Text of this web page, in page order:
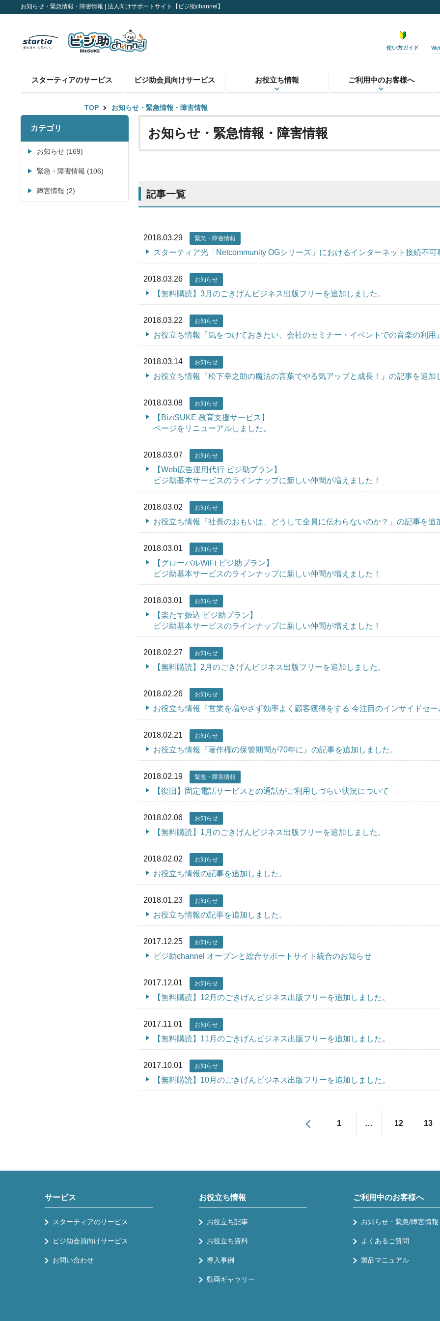
お知らせ・緊急情報・障害情報 | 法人向けサポートサイト【ビジ助channel】
使い方ガイド
スターティアのサービス ビジ助会員向けサービス お役立ち情報 ご利用中のお客様へ
TOP お知らせ・緊急情報・障害情報
お知らせ・緊急情報・障害情報
記事一覧
2018.03.29 緊急・障害情報
スターティア光「Netcommunity OGシリーズ」におけるインターネット接続不可
2018.03.26 お知らせ
【無料購読】3月のごきげんビジネス出版フリーを追加しました。
2018.03.22 お知らせ
お役立ち情報『気をつけておきたい、会社のセミナー・イベントでの音楽の利用
2018.03.14 お知らせ
お役立ち情報『松下幸之助の魔法の言葉でやる気アップと成長！』の記事を追加
2018.03.08 お知らせ
【BiziSUKE 教育支援サービス】
ページをリニューアルしました。
2018.03.07 お知らせ
【Web広告運用代行 ビジ助プラン】
ビジ助基本サービスのラインナップに新しい仲間が増えました！
2018.03.02 お知らせ
お役立ち情報『社長のおもいは、どうして全員に伝わらないのか？』の記事を追
2018.03.01 お知らせ
【グローバルWiFi ビジ助プラン】
ビジ助基本サービスのラインナップに新しい仲間が増えました！
2018.03.01 お知らせ
【楽たす振込 ビジ助プラン】
ビジ助基本サービスのラインナップに新しい仲間が増えました！
2018.02.27 お知らせ
【無料購読】2月のごきげんビジネス出版フリーを追加しました。
2018.02.26 お知らせ
お役立ち情報『営業を増やさず効率よく顧客獲得をする 今注目のインサイドセ
2018.02.21 お知らせ
お役立ち情報『著作権の保管期間が70年に』の記事を追加しました。
2018.02.19 緊急・障害情報
【復旧】固定電話サービスとの通話がご利用しづらい状況について
2018.02.06 お知らせ
【無料購読】1月のごきげんビジネス出版フリーを追加しました。
2018.02.02 お知らせ
お役立ち情報の記事を追加しました。
2018.01.23 お知らせ
お役立ち情報の記事を追加しました。
2017.12.25 お知らせ
ビジ助channel オープンと総合サポートサイト統合のお知らせ
2017.12.01 お知らせ
【無料購読】12月のごきげんビジネス出版フリーを追加しました。
2017.11.01 お知らせ
【無料購読】11月のごきげんビジネス出版フリーを追加しました。
2017.10.01 お知らせ
【無料購読】10月のごきげんビジネス出版フリーを追加しました。
1 … 12 13
カテゴリ
お知らせ (169)
緊急・障害情報 (106)
障害情報 (2)
サービス
スターティアのサービス
ビジ助会員向けサービス
お問い合わせ
お役立ち情報
お役立ち記事
お役立ち資料
導入事例
動画ギャラリー
ご利用中のお客様へ
お知らせ・緊急/障害情報
よくあるご質問
製品マニュアル